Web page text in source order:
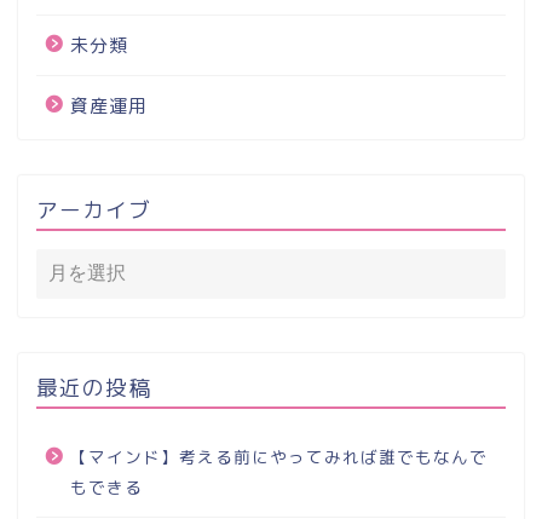
未分類
資産運用
アーカイブ
最近の投稿
【マインド】考える前にやってみれば誰でもなんで
もできる